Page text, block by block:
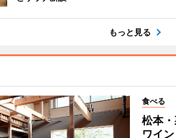
もっと見る
食べる
松本
ワイ